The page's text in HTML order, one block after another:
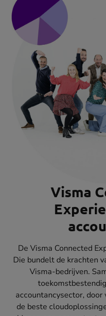
Visma
De Visma Connected
Die bundelt de krachten
Visma-bedrijven.
accountancysector,
de beste